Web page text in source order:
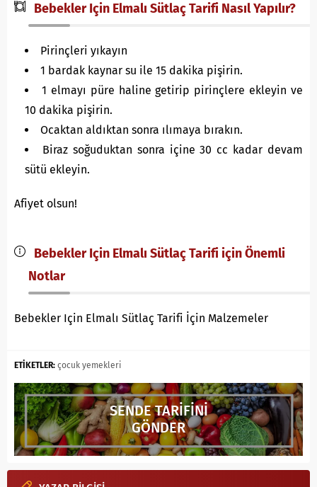
Bebekler Için Elmalı Sütlaç Tarifi Nasıl Yapılır?
Pirinçleri yıkayın
1 bardak kaynar su ile 15 dakika pişirin.
1 elmayı püre haline getirip pirinçlere ekleyin ve
10 dakika pişirin.
Ocaktan aldıktan sonra ılımaya bırakın.
Biraz soğuduktan sonra içine 30 cc kadar devam
sütü ekleyin.
Afiyet olsun!
Bebekler Için Elmalı Sütlaç Tarifi için Önemli
Notlar
Bebekler Için Elmalı Sütlaç Tarifi İçin Malzemeler
ETİKETLER: çocuk yemekleri
SENDE TARİFİNİ
GÖNDER